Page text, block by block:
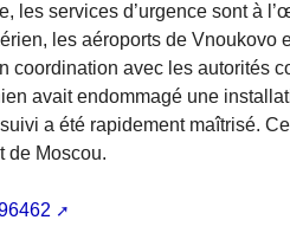
les services d’urgence sont à
les aéroports de Vnoukovo
coordination avec les autorités
avait endommagé une
a été rapidement maîtrisé.
de Moscou.